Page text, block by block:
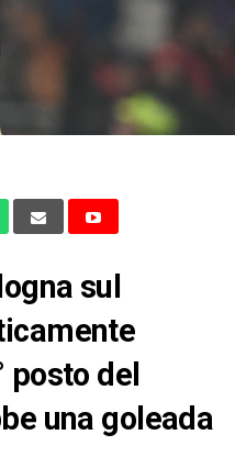
sul
posto del
una goleada